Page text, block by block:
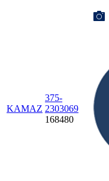
KAMAZ
375-
2303069
168480